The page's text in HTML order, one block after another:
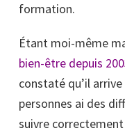
formation.
Étant moi-même
bien-être depuis
constaté qu’il
personnes ai des
suivre